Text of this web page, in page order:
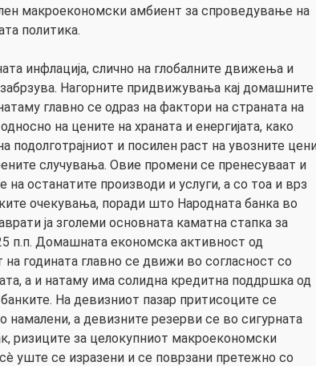
макроекономски амбиент за спроведување на
политика.
инфлација, слично на глобалните движења и
Нагорните придвижувања кај домашните
главно се одраз на фактори на страната на
на цените на храната и енергијата, како
подолготрајниот и посилен раст на увозните
случувања. Овие промени се пренесуваат и
на останатите производи и услуги, а со тоа и врз
очекувања, поради што Народната банка во
ја зголеми основната каматна стапка за
п.п. Домашната економска активност од
на годината главно се движи во согласност со
а и натаму има солидна кредитна поддршка од
На девизниот пазар притисоците се
намалени, а девизните резерви се во сигурната
ризиците за целокупниот макроекономски
уште се изразени и се поврзани претежно со